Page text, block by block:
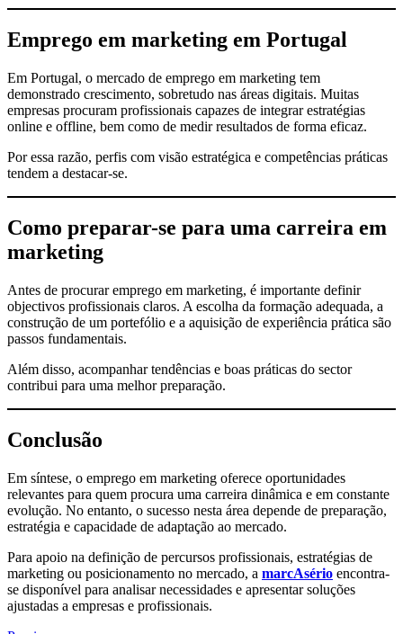
Emprego em marketing em Portugal
Em Portugal, o mercado de emprego em marketing tem
demonstrado crescimento, sobretudo nas áreas digitais. Muitas
empresas procuram profissionais capazes de integrar estratégias
online e offline, bem como de medir resultados de forma eficaz.
Por essa razão, perfis com visão estratégica e competências práticas
tendem a destacar-se.
Como preparar-se para uma carreira em
marketing
Antes de procurar emprego em marketing, é importante definir
objectivos profissionais claros. A escolha da formação adequada, a
construção de um portefólio e a aquisição de experiência prática são
passos fundamentais.
Além disso, acompanhar tendências e boas práticas do sector
contribui para uma melhor preparação.
Conclusão
Em síntese, o emprego em marketing oferece oportunidades
relevantes para quem procura uma carreira dinâmica e em constante
evolução. No entanto, o sucesso nesta área depende de preparação,
estratégia e capacidade de adaptação ao mercado.
Para apoio na definição de percursos profissionais, estratégias de
marketing ou posicionamento no mercado, a marcAsério encontra-
se disponível para analisar necessidades e apresentar soluções
ajustadas a empresas e profissionais.